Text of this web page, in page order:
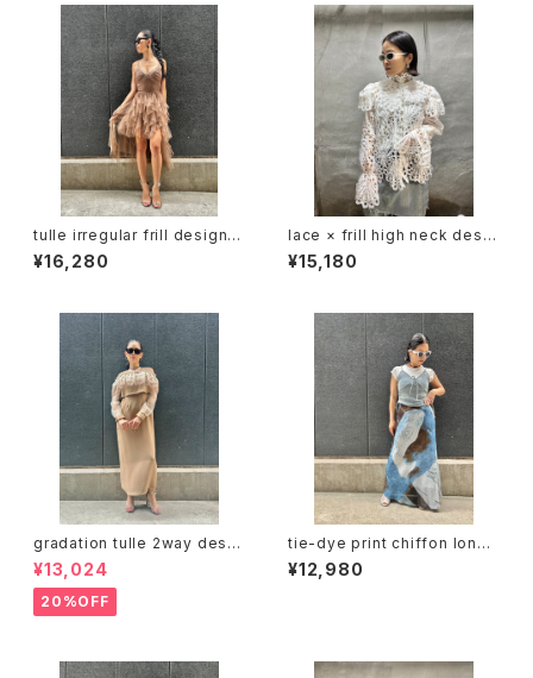
tulle irregular frill design c
ami one-piece dress ワン
ピース ドレス キャミワンピ チュ
¥16,280
lace × frill high neck desig
n blouse ブラウス トップス レ
ース フリル ハイネック キャミソ
¥15,180
gradation tulle 2way desig
n one-piece ワンピース ドレ
ス トップス 2点セット チュール
重ね着
¥13,024
20%OFF
tie-dye print chiffon long
skirt スカート ロングスカート
タイダイ プリント タイト
¥12,980